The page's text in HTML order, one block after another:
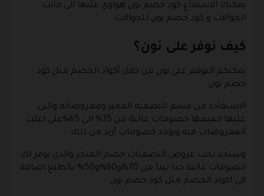
يمكنك الاستماع كود خصم نون هواوي عليها الى جانب
الجوالات و كود خصم نون للجوالات.
كيف نوفر على نون؟
يمكنكم التوفير على نون من خلال أكواد الخصم مثل كود
خصم نون .
الاستفادة من قسم التصفية المميز ومعروضاته والتى
عليها جميعها خصومات عالية من 35% الى 65%على اغلب
المعروضات فيه ويوجد خصومات أزيد من ذلك.
وستجد تحت عروض التصفيات خصم المتجر والذي يوفر لك
خصومات عالية جدا تبدأ من 70%و60%و50% بالطبع اضافة
الى اكواد الخصم مثل كود خصم نون .